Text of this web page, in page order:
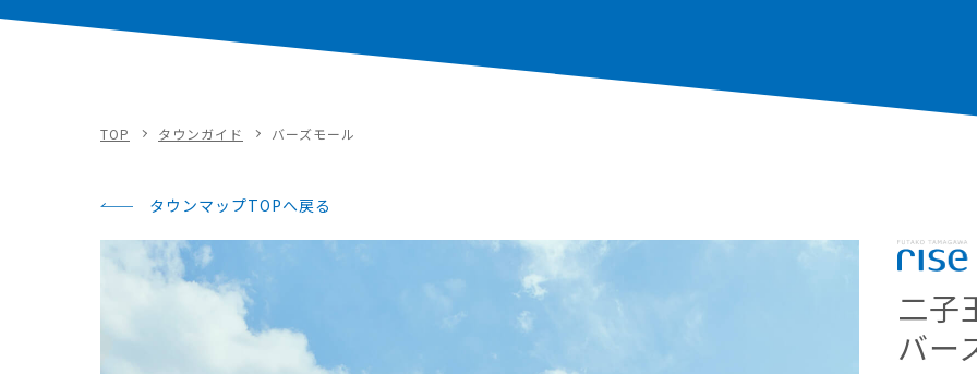
TOP タウンガイド バーズモール
タウンマップTOPへ戻る
二子
バー